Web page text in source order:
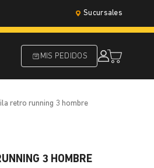
Sucursales
MIS PEDIDOS
retro running 3 hombre
3 HOMBRE